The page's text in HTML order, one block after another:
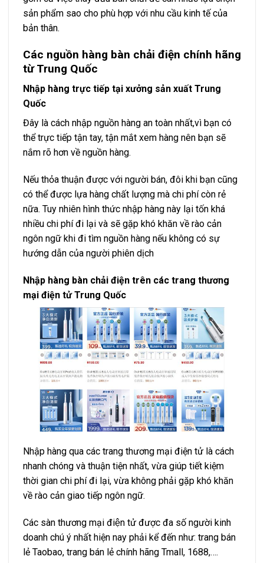
Quốc
Đây là cách nhập nguồn hàng an toàn nhất,vì bạn có
nắm rõ hơn về nguồn hàng.
Nếu thỏa thuận được với người bán, đôi khi bạn cũng
có thể được lựa hàng chất lượng mà chi phí còn rẻ
nhiều chi phí đi lại và sẽ gặp khó khăn về rào cản
ngôn ngữ khi đi tìm nguồn hàng nếu không có sự
hướng dẫn của người phiên dịch
Nhập hàng bàn chải điện trên các trang thương
mại điện tử Trung Quốc
Nhập hàng qua các trang thương mại điện tử là cách
nhanh chóng và thuận tiện nhất, vừa giúp tiết kiệm
thời gian chi phí đi lại, vừa không phải gặp khó khăn
về rào cản giao tiếp ngôn ngữ.
Các sàn thương mại điện tử được đa số người kinh
lẻ Taobao, trang bán lẻ chính hãng Tmall, 1688,….
Tuy nhiên, do nhập hàng qua mạng nên bạn không thể
nào tận tay kiểm hàng tại nguồn bán nên rủi ro cũng
với sản phẩm thật mà bạn nhận được.
Thêm vào đó, nếu hàng hóa có xảy ra sai sót, không